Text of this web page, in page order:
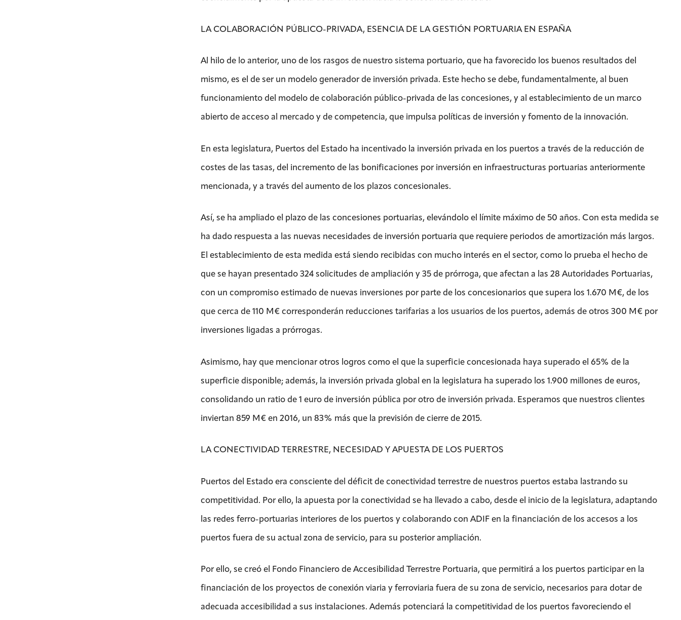
LA COLABORACIÓN PÚBLICO-PRIVADA, ESENCIA DE LA GESTIÓN PORTUARIA EN ESPAÑA
Al hilo de lo anterior, uno de los rasgos de nuestro sistema portuario, que ha favorecido los buenos resultados del
mismo, es el de ser un modelo generador de inversión privada. Este hecho se debe, fundamentalmente, al buen
funcionamiento del modelo de colaboración público-privada de las concesiones, y al establecimiento de un marco
abierto de acceso al mercado y de competencia, que impulsa políticas de inversión y fomento de la innovación.
En esta legislatura, Puertos del Estado ha incentivado la inversión privada en los puertos a través de la reducción de
costes de las tasas, del incremento de las bonificaciones por inversión en infraestructuras portuarias anteriormente
mencionada, y a través del aumento de los plazos concesionales.
Así, se ha ampliado el plazo de las concesiones portuarias, elevándolo el límite máximo de 50 años. Con esta medida se
ha dado respuesta a las nuevas necesidades de inversión portuaria que requiere periodos de amortización más largos.
El establecimiento de esta medida está siendo recibidas con mucho interés en el sector, como lo prueba el hecho de
que se hayan presentado 324 solicitudes de ampliación y 35 de prórroga, que afectan a las 28 Autoridades Portuarias,
con un compromiso estimado de nuevas inversiones por parte de los concesionarios que supera los 1.670 M€, de los
que cerca de 110 M€ corresponderán reducciones tarifarias a los usuarios de los puertos, además de otros 300 M€ por
inversiones ligadas a prórrogas.
Asimismo, hay que mencionar otros logros como el que la superficie concesionada haya superado el 65% de la
superficie disponible; además, la inversión privada global en la legislatura ha superado los 1.900 millones de euros,
consolidando un ratio de 1 euro de inversión pública por otro de inversión privada. Esperamos que nuestros clientes
inviertan 859 M€ en 2016, un 83% más que la previsión de cierre de 2015.
LA CONECTIVIDAD TERRESTRE, NECESIDAD Y APUESTA DE LOS PUERTOS
Puertos del Estado era consciente del déficit de conectividad terrestre de nuestros puertos estaba lastrando su
competitividad. Por ello, la apuesta por la conectividad se ha llevado a cabo, desde el inicio de la legislatura, adaptando
las redes ferro-portuarias interiores de los puertos y colaborando con ADIF en la financiación de los accesos a los
puertos fuera de su actual zona de servicio, para su posterior ampliación.
Por ello, se creó el Fondo Financiero de Accesibilidad Terrestre Portuaria, que permitirá a los puertos participar en la
financiación de los proyectos de conexión viaria y ferroviaria fuera de su zona de servicio, necesarios para dotar de
adecuada accesibilidad a sus instalaciones. Además potenciará la competitividad de los puertos favoreciendo el